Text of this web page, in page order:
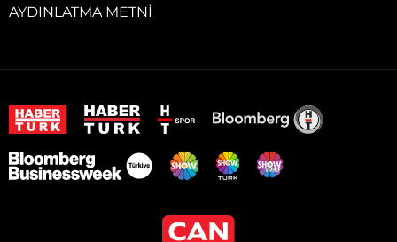
AYDINLATMA METNI